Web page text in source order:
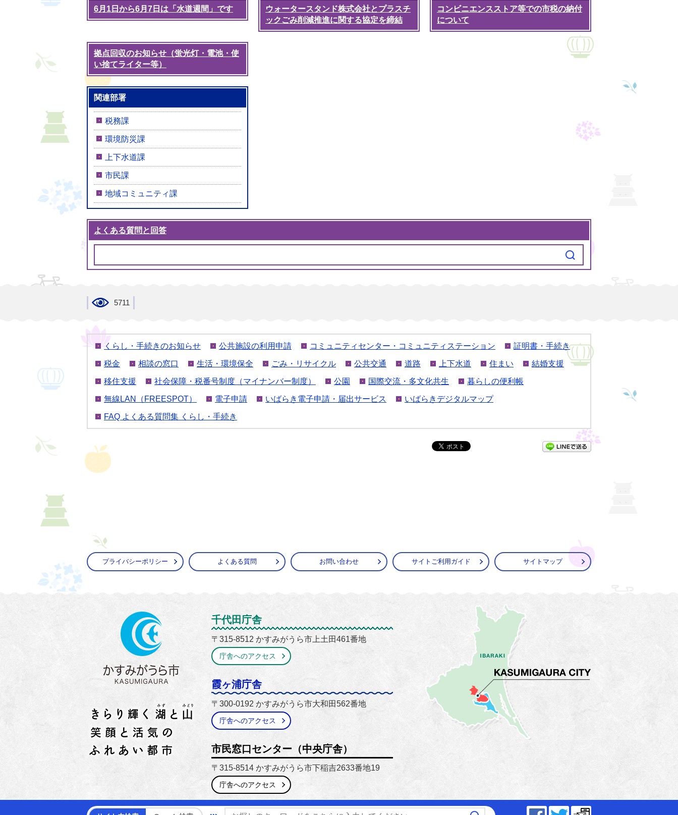
FacebookTwitter
6月1日から6月7日は「水道週間」です
ウォータースタンド株式会社とプラスチ
ックごみ削減推進に関する協定を締結
コンビニエンスストア等での市税の納付
について
拠点回収のお知らせ（蛍光灯・電池・使
い捨てライター等）
関連部署
税務課
環境防災課
上下水道課
市民課
地域コミュニティ課
よくある質問と回答
5711
くらし・手続きのお知らせ 公共施設の利用申請 コミュニティセンター・コミュニティステーション 証明書・手続き
税金 相談の窓口 生活・環境保全 ごみ・リサイクル 公共交通 道路 上下水道 住まい 結婚支援
移住支援 社会保障・税番号制度（マイナンバー制度） 公園 国際交流・多文化共生 暮らしの便利帳
無線LAN（FREESPOT） 電子申請 いばらき電子申請・届出サービス いばらきデジタルマップ
FAQ よくある質問集 くらし・手続き
LINEで送る
プライバシーポリシー よくある質問 お問い合わせ サイトご利用ガイド サイトマップ
かすみがうら市
千代田庁舎
〒315-8512 かすみがうら市上土田461番地
庁舎へのアクセス
霞ヶ浦庁舎
〒300-0192 かすみがうら市大和田562番地
庁舎へのアクセス
市民窓口センター（中央庁舎）
〒315-8514 かすみがうら市下稲吉2633番地19
庁舎へのアクセス
【電話番号】0299-59-2111 / 029-897-1111 【開庁時間】8時30分～17時15分（平日）